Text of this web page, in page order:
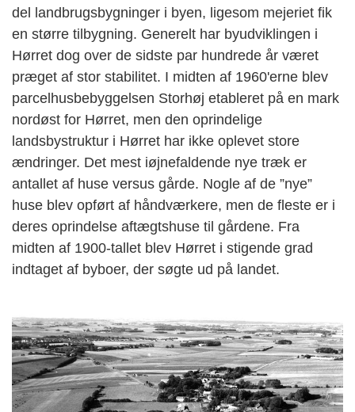
del landbrugsbygninger i byen, ligesom mejeriet fik
en større tilbygning. Generelt har byudviklingen i
Hørret dog over de sidste par hundrede år været
præget af stor stabilitet. I midten af 1960'erne blev
parcelhusbebyggelsen Storhøj etableret på en mark
nordøst for Hørret, men den oprindelige
landsbystruktur i Hørret har ikke oplevet store
ændringer. Det mest iøjnefaldende nye træk er
antallet af huse versus gårde. Nogle af de ”nye”
huse blev opført af håndværkere, men de fleste er i
deres oprindelse aftægtshuse til gårdene. Fra
midten af 1900-tallet blev Hørret i stigende grad
indtaget af byboer, der søgte ud på landet.